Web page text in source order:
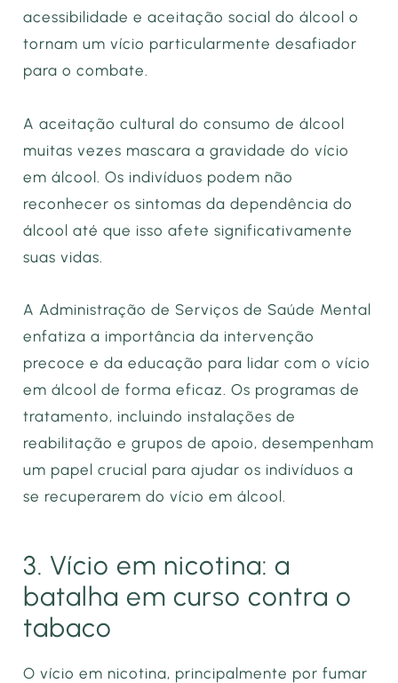
acessibilidade e aceitação social do álcool o
tornam um vício particularmente desafiador
para o combate.
A aceitação cultural do consumo de álcool
muitas vezes mascara a gravidade do vício
em álcool. Os indivíduos podem não
reconhecer os sintomas da dependência do
álcool até que isso afete significativamente
suas vidas.
A Administração de Serviços de Saúde Mental
enfatiza a importância da intervenção
precoce e da educação para lidar com o vício
em álcool de forma eficaz. Os programas de
tratamento, incluindo instalações de
reabilitação e grupos de apoio, desempenham
um papel crucial para ajudar os indivíduos a
se recuperarem do vício em álcool.
3. Vício em nicotina: a
batalha em curso contra o
tabaco
O vício em nicotina, principalmente por fumar